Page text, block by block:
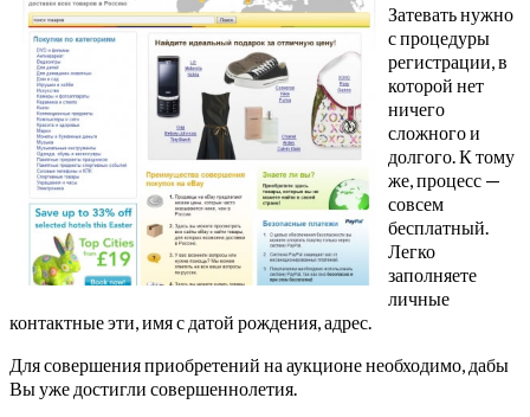
Затевать нужно
с процедуры
регистрации, в
которой нет
ничего
сложного и
долгого. К тому
же, процесс —
совсем
бесплатный.
Легко
заполняете
личные
контактные эти, имя с датой рождения, адрес.
Для совершения приобретений на аукционе необходимо, дабы
Вы уже достигли совершеннолетия.